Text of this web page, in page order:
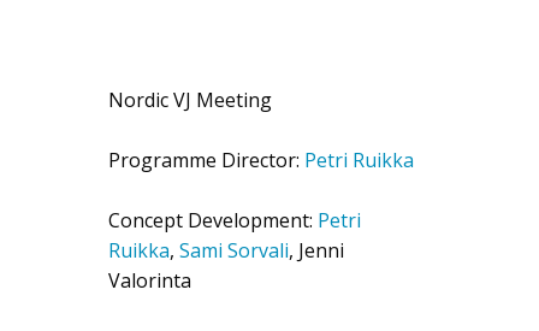
Nordic VJ Meeting
Programme Director: Petri Ruikka
Concept Development: Petri
Ruikka, Sami Sorvali, Jenni
Valorinta